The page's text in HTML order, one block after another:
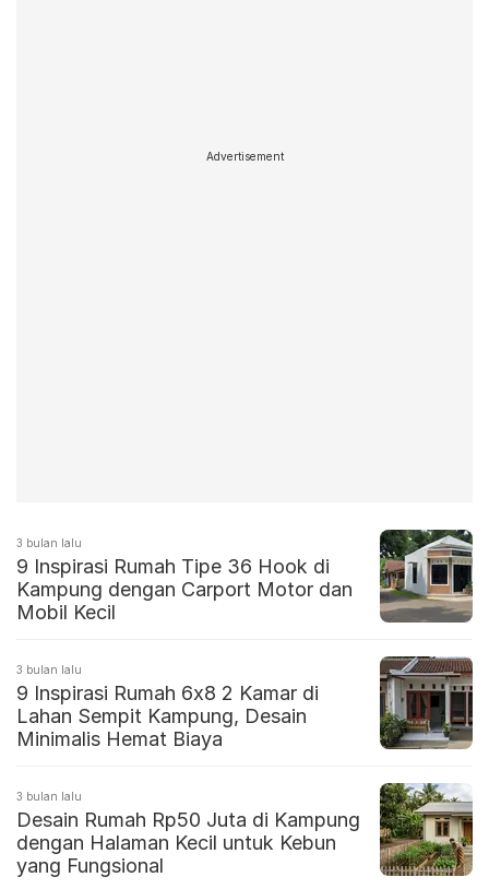
Advertisement
3 bulan lalu
9 Inspirasi Rumah Tipe 36 Hook di
Kampung dengan Carport Motor dan
Mobil Kecil
3 bulan lalu
9 Inspirasi Rumah 6x8 2 Kamar di
Lahan Sempit Kampung, Desain
Minimalis Hemat Biaya
3 bulan lalu
Desain Rumah Rp50 Juta di Kampung
dengan Halaman Kecil untuk Kebun
yang Fungsional